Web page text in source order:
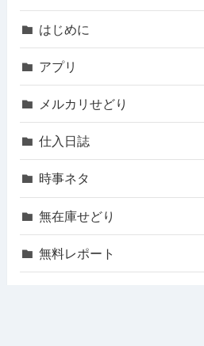
はじめに
アプリ
メルカリせどり
仕入日誌
時事ネタ
無在庫せどり
無料レポート